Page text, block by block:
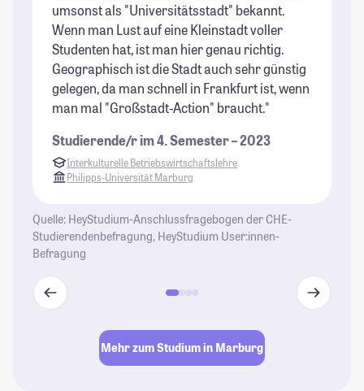
umsonst als "Universitätsstadt" bekannt.
Wenn man Lust auf eine Kleinstadt voller
Studenten hat, ist man hier genau richtig.
Geographisch ist die Stadt auch sehr günstig
gelegen, da man schnell in Frankfurt ist, wenn
man mal "Großstadt-Action" braucht."
Studierende/r im 4. Semester – 2023
Interkulturelle Betriebswirtschaftslehre
Philipps-Universität Marburg
Quelle: HeyStudium-Anschlussfragebogen der CHE-
Studierendenbefragung, HeyStudium User:innen-
Befragung
Mehr zum Studium in Marburg